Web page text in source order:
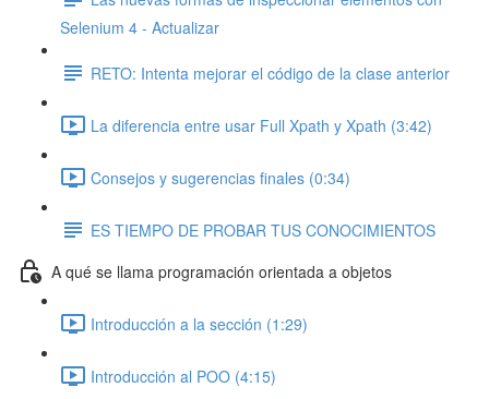
Selenium 4 - Actualizar
RETO: Intenta mejorar el código de la clase anterior
La diferencia entre usar Full Xpath y Xpath (3:42)
Consejos y sugerencias finales (0:34)
ES TIEMPO DE PROBAR TUS CONOCIMIENTOS
A qué se llama programación orientada a objetos
Introducción a la sección (1:29)
Introducción al POO (4:15)